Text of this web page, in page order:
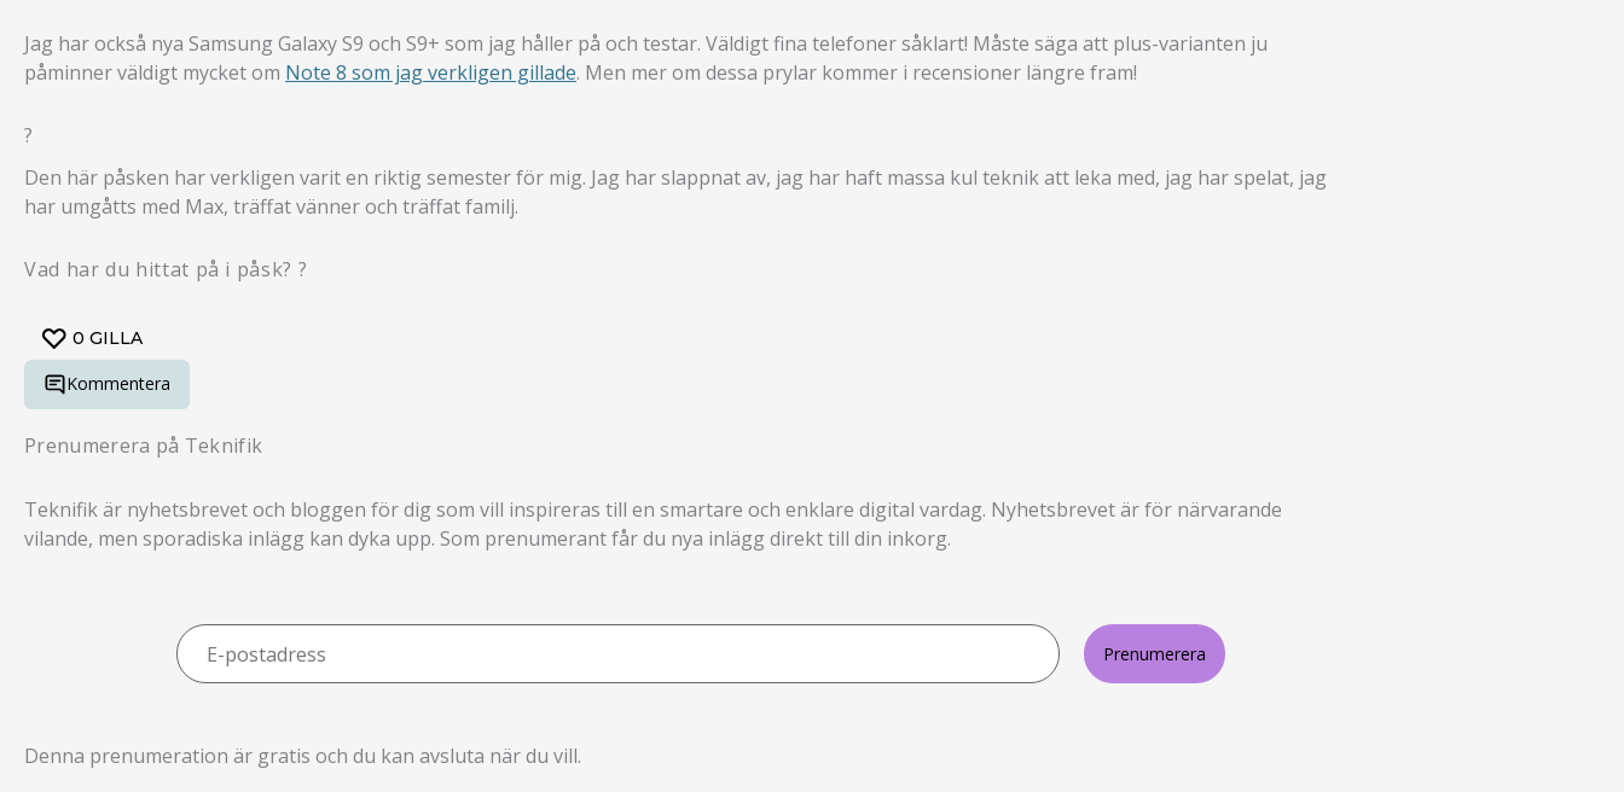
Jag har också nya Samsung Galaxy S9 och S9+ som jag håller på och testar. Väldigt fina telefoner såklart! Måste säga att plus-varianten ju
påminner väldigt mycket om Note 8 som jag verkligen gillade. Men mer om dessa prylar kommer i recensioner längre fram!
?
Den här påsken har verkligen varit en riktig semester för mig. Jag har slappnat av, jag har haft massa kul teknik att leka med, jag har spelat, jag
har umgåtts med Max, träffat vänner och träffat familj.
Vad har du hittat på i påsk? ?
0 GILLA
Kommentera
Prenumerera på Teknifik
Teknifik är nyhetsbrevet och bloggen för dig som vill inspireras till en smartare och enklare digital vardag. Nyhetsbrevet är för närvarande
vilande, men sporadiska inlägg kan dyka upp. Som prenumerant får du nya inlägg direkt till din inkorg.
E-
postadress
Prenumerera
Denna prenumeration är gratis och du kan avsluta när du vill.